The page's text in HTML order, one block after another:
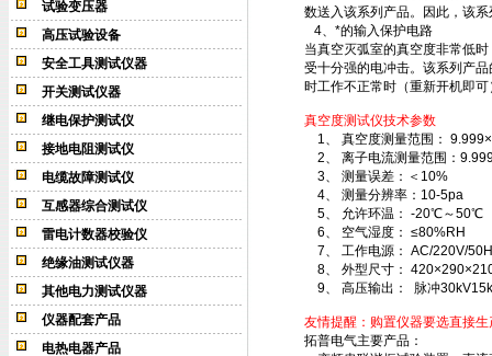
试验变压器
高压试验设备
安全工具测试仪器
开关测试仪器
继电保护测试仪
接地电阻测试仪
电缆故障测试仪
互感器综合测试仪
雷电计数器校验仪
绝缘油测试仪器
其他电力测试仪器
仪器配套产品
电热电器产品
数送入该系列产品。因此，该
4、*的输入保护电路
当真空灭弧室的真空度非常低
受十分强的电冲击。该系列产
时工作不正常时（重新开机即
真空度测试仪技术参数
1、 真空度测量范围：
2、 离子电流测量范围：
3、 测量误差：＜10%
4、 测量分辨率：10-5pa
5、 允许环温： -20℃～50℃
6、 空气湿度： ≤80%RH
7、 工作电源： AC/220V/
8、 外型尺寸：
9、 高压输出： 脉冲
友情提醒：购置仪器要选直接
拓普电气主要产品：